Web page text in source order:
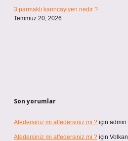
3 parmaklı karıncayiyen nedir ?
Temmuz 20, 2026
Son yorumlar
Afedersiniz mi affedersiniz mi ? için admin
Afedersiniz mi affedersiniz mi ? için Volkan